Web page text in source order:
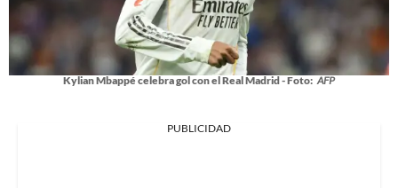
Kylian Mbappé celebra gol con el Real Madrid - Foto: AFP
PUBLICIDAD